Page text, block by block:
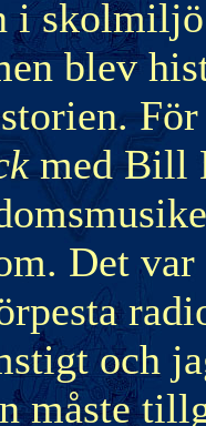
i
blev
med Bill
Det
och
måste